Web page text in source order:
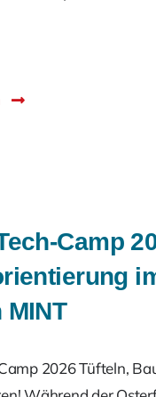
Camp
2026 Tüfteln,